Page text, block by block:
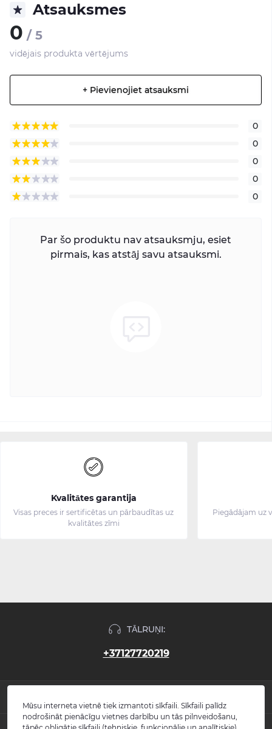
Atsauksmes
0 / 5
vidējais produkta vērtējums
+ Pievienojiet atsauksmi
0
0
0
0
0
Par šo produktu nav atsauksmju, esiet
pirmais, kas atstāj savu atsauksmi.
Kvalitātes garantija
Visas preces ir sertificētas un pārbaudītas uz
kvalitātes zīmi
Piegādājam uz
TĀLRUŅI:
+37127720219
Jaunumi
Mūsu interneta vietnē tiek izmantoti sīkfaili. Sīkfaili palīdz
nodrošināt pienācīgu vietnes darbību un tās pilnveidošanu,